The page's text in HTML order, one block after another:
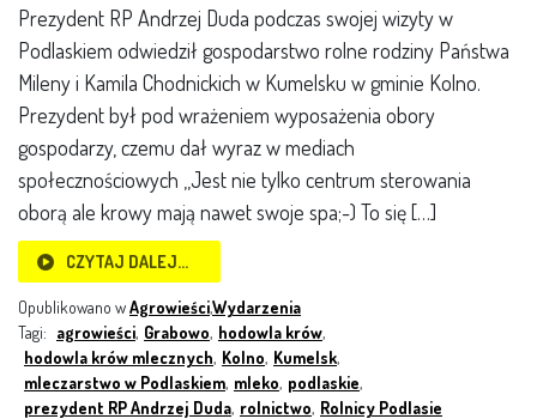
Prezydent RP Andrzej Duda podczas swojej wizyty w
Podlaskiem odwiedził gospodarstwo rolne rodziny Państwa
Mileny i Kamila Chodnickich w Kumelsku w gminie Kolno.
Prezydent był pod wrażeniem wyposażenia obory
gospodarzy, czemu dał wyraz w mediach
społecznościowych ,,Jest nie tylko centrum sterowania
oborą ale krowy mają nawet swoje spa;-) To się […]
CZYTAJ DALEJ…
Opublikowano wAgrowieści,Wydarzenia
Tagi: agrowieści, Grabowo, hodowla krów,
hodowla krów mlecznych, Kolno, Kumelsk,
mleczarstwo w Podlaskiem, mleko, podlaskie,
prezydent RP Andrzej Duda, rolnictwo, Rolnicy Podlasie